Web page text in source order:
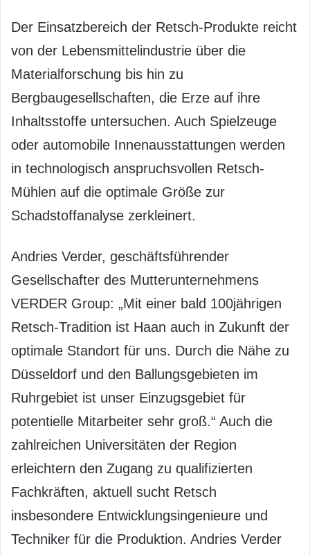
Der Einsatzbereich der Retsch-Produkte reicht
von der Lebensmittelindustrie über die
Materialforschung bis hin zu
Bergbaugesellschaften, die Erze auf ihre
Inhaltsstoffe untersuchen. Auch Spielzeuge
oder automobile Innenausstattungen werden
in technologisch anspruchsvollen Retsch-
Mühlen auf die optimale Größe zur
Schadstoffanalyse zerkleinert.
Andries Verder, geschäftsführender
Gesellschafter des Mutterunternehmens
VERDER Group: „Mit einer bald 100jährigen
Retsch-Tradition ist Haan auch in Zukunft der
optimale Standort für uns. Durch die Nähe zu
Düsseldorf und den Ballungsgebieten im
Ruhrgebiet ist unser Einzugsgebiet für
potentielle Mitarbeiter sehr groß.“ Auch die
zahlreichen Universitäten der Region
erleichtern den Zugang zu qualifizierten
Fachkräften, aktuell sucht Retsch
insbesondere Entwicklungsingenieure und
Techniker für die Produktion. Andries Verder